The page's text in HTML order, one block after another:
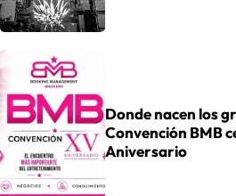
Donde nacen los
Convención BMB
Aniversario